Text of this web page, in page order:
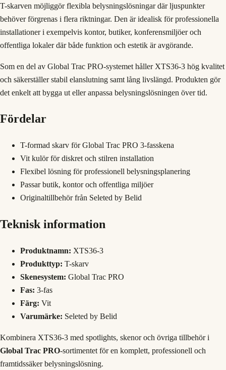
T-skarven möjliggör flexibla belysningslösningar där ljuspunkter
behöver förgrenas i flera riktningar. Den är idealisk för professionella
installationer i exempelvis kontor, butiker, konferensmiljöer och
offentliga lokaler där både funktion och estetik är avgörande.
Som en del av Global Trac PRO-systemet håller XTS36-3 hög kvalitet
och säkerställer stabil elanslutning samt lång livslängd. Produkten gör
det enkelt att bygga ut eller anpassa belysningslösningen över tid.
Fördelar
T-formad skarv för Global Trac PRO 3-fasskena
Vit kulör för diskret och stilren installation
Flexibel lösning för professionell belysningsplanering
Passar butik, kontor och offentliga miljöer
Originaltillbehör från Seleted by Belid
Teknisk information
Produktnamn: XTS36-3
Produkttyp: T-skarv
Skenesystem: Global Trac PRO
Fas: 3-fas
Färg: Vit
Varumärke: Seleted by Belid
Kombinera XTS36-3 med spotlights, skenor och övriga tillbehör i
Global Trac PRO-sortimentet för en komplett, professionell och
framtidssäker belysningslösning.